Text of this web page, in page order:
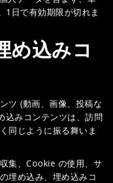
1日で有効期限が切れま
め込みコ
ツ (動画、画像、投稿な
込みコンテンツは、訪問
同じように振る舞いま
集、Cookie の使用、サ
埋め込み、埋め込みコ